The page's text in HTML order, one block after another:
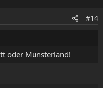
#14
oder Münsterland!